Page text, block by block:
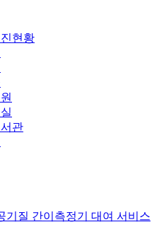
현황
관
기질 간이측정기 대여 서비스